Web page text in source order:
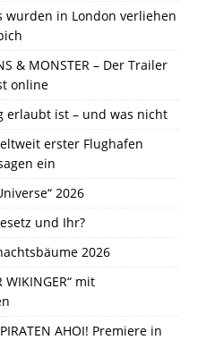
wurden in London verliehen
& MONSTER – Der Trailer
online
erlaubt ist – und was nicht
erster Flughafen
ein
2026
und Ihr?
2026
WIKINGER“ mit
AHOI! Premiere in